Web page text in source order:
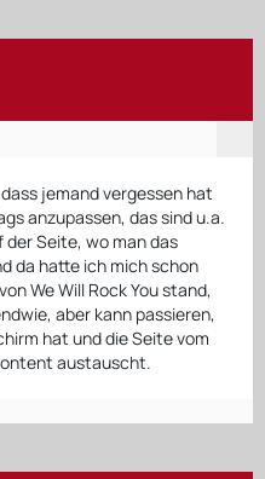
jemand vergessen hat
anzupassen, das sind u.a.
der Seite, wo man das
da hatte ich mich schon
We Will Rock You stand,
aber kann passieren,
hat und die Seite vom
austauscht.